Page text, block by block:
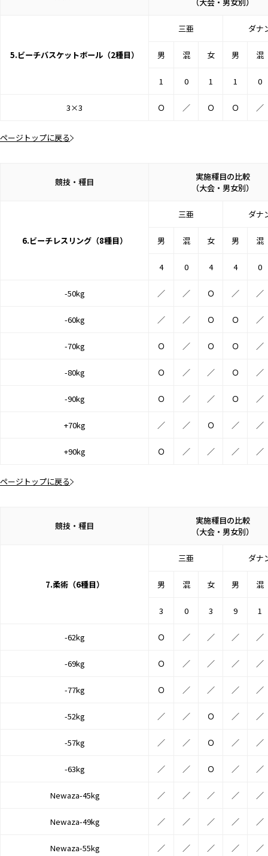
5.ビーチバスケットボール（2種目）
三亜 ダナ
男 混 女 男 混
1 0 1 1 0
3×3 Ｏ ／ Ｏ Ｏ ／
ページトップに戻る
競技・種目
実施種目の比較
（大会・男女別）
6.ビーチレスリング（8種目）
三亜 ダナ
男 混 女 男 混
4 0 4 4 0
-50kg ／ ／ Ｏ ／ ／
-60kg ／ ／ Ｏ Ｏ ／
-70kg Ｏ ／ Ｏ Ｏ ／
-80kg Ｏ ／ ／ Ｏ ／
-90kg Ｏ ／ ／ Ｏ ／
+70kg ／ ／ Ｏ ／ ／
+90kg Ｏ ／ ／ ／ ／
ページトップに戻る
競技・種目
実施種目の比較
（大会・男女別）
7.柔術（6種目）
三亜 ダナ
男 混 女 男 混
3 0 3 9 1
-62kg Ｏ ／ ／ ／ ／
-69kg Ｏ ／ ／ ／ ／
-77kg Ｏ ／ ／ ／ ／
-52kg ／ ／ Ｏ ／ ／
-57kg ／ ／ Ｏ ／ ／
-63kg ／ ／ Ｏ ／ ／
Newaza-45kg ／ ／ ／ ／ ／
Newaza-49kg ／ ／ ／ ／ ／
Newaza-55kg ／ ／ ／ ／ ／